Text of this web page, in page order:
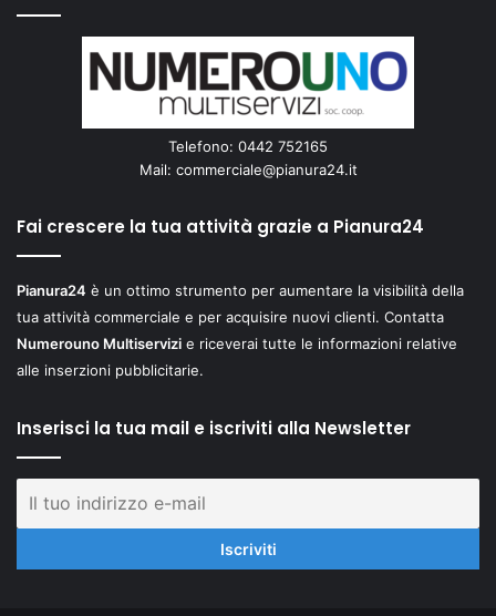
Telefono: 0442 752165
Mail: commerciale@pianura24.it
Fai crescere la tua attività grazie a Pianura24
Pianura24 è un ottimo strumento per aumentare la visibilità della
tua attività commerciale e per acquisire nuovi clienti. Contatta
Numerouno Multiservizi e riceverai tutte le informazioni relative
alle inserzioni pubblicitarie.
Inserisci la tua mail e iscriviti alla Newsletter